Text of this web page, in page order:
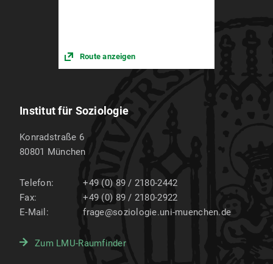
Route anzeigen
Institut für Soziologie
Konradstraße 6
80801 München
Telefon:
+49 (0) 89 / 2180-2442
Fax:
+49 (0) 89 / 2180-2922
E-Mail:
frage@soziologie.uni-muenchen.de
Zum LMU-Raumfinder